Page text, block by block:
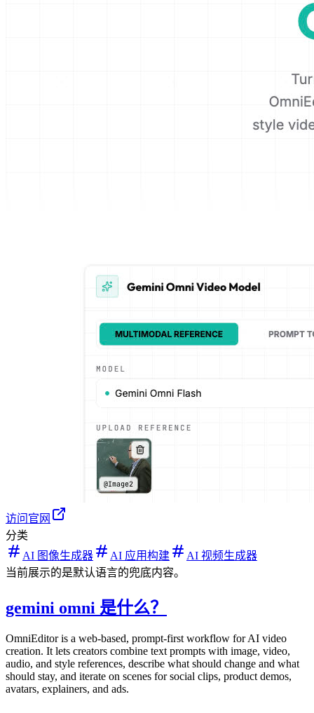
访问官网
分类
AI 图像生成器
AI 应用构建
AI 视频生成器
当前展示的是默认语言的兜底内容。
gemini omni 是什么？
OmniEditor is a web-based, prompt-first workflow for AI video
creation. It lets creators combine text prompts with image, video,
audio, and style references, describe what should change and what
should stay, and iterate on scenes for social clips, product demos,
avatars, explainers, and ads.